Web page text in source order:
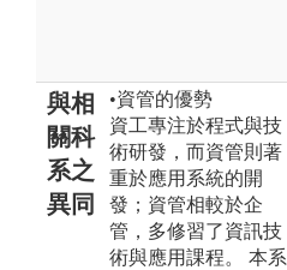
與相
關科
系之
異同
•資管的優勢
資工專注於程式與技
術研發，而資管則著
重於應用系統的開
發；資管相較於企
管，多修習了資訊技
術與應用課程。 本系